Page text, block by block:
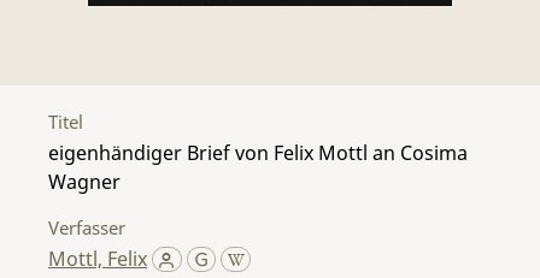
Titel
eigenhändiger Brief von Felix Mottl an Cosima
Wagner
Verfasser
Mottl, Felix